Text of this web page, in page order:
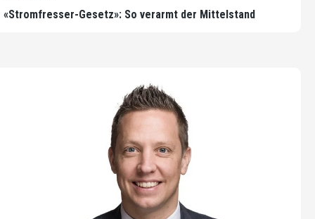
«Stromfresser-Gesetz»: So verarmt der Mittelstand